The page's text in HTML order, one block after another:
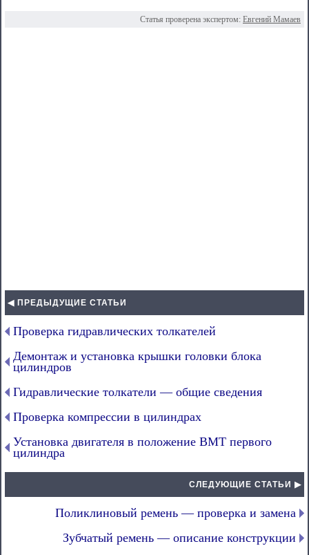
Статья проверена экспертом: Евгений Мамаев
◀ ПРЕДЫДУЩИЕ СТАТЬИ
Проверка гидравлических толкателей
Демонтаж и установка крышки головки блока
цилиндров
Гидравлические толкатели — общие сведения
Проверка компрессии в цилиндрах
Установка двигателя в положение ВМТ первого
цилиндра
СЛЕДУЮЩИЕ СТАТЬИ ▶
Поликлиновый ремень — проверка и замена
Зубчатый ремень — описание конструкции